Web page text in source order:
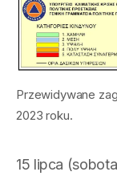
Przewidywane
2023 roku.
15 lipca